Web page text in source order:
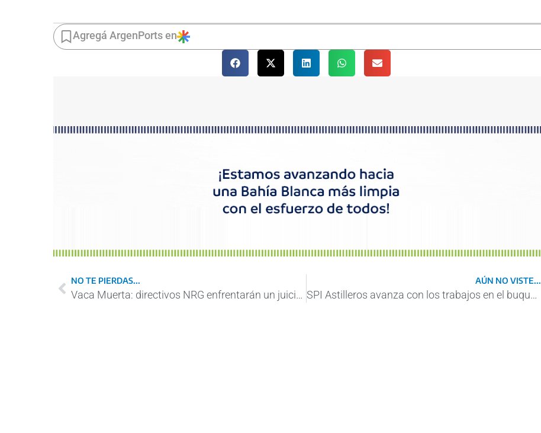
Agregá ArgenPorts en
NO TE PIERDAS...
Vaca Muerta: directivos NRG enfrentarán un juicio oral por contrabando agravado
AÚN NO VISTE...
SPI Astilleros avanza con los trabajos en el buque de investigación Holmberg